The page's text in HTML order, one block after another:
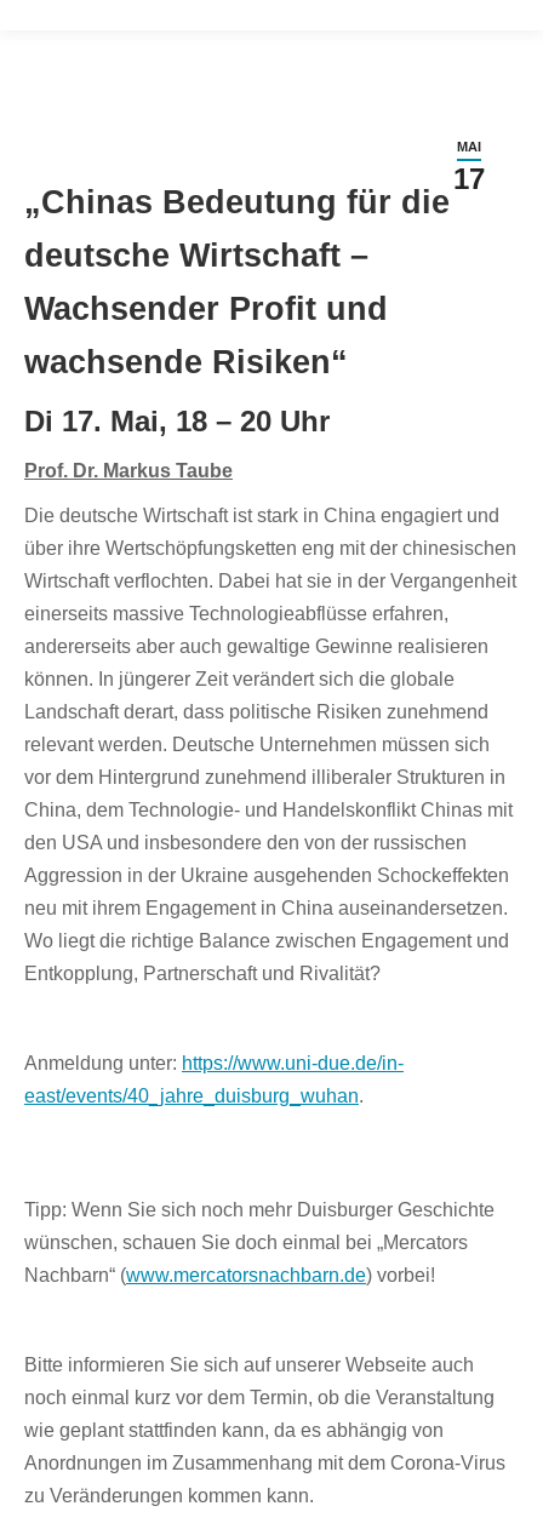
MAI
17
„Chinas Bedeutung für die
deutsche Wirtschaft –
Wachsender Profit und
wachsende Risiken“
Di 17. Mai, 18 – 20 Uhr
Prof. Dr. Markus Taube
Die deutsche Wirtschaft ist stark in China engagiert und
über ihre Wertschöpfungsketten eng mit der chinesischen
Wirtschaft verflochten. Dabei hat sie in der Vergangenheit
einerseits massive Technologieabflüsse erfahren,
andererseits aber auch gewaltige Gewinne realisieren
können. In jüngerer Zeit verändert sich die globale
Landschaft derart, dass politische Risiken zunehmend
relevant werden. Deutsche Unternehmen müssen sich
vor dem Hintergrund zunehmend illiberaler Strukturen in
China, dem Technologie- und Handelskonflikt Chinas mit
den USA und insbesondere den von der russischen
Aggression in der Ukraine ausgehenden Schockeffekten
neu mit ihrem Engagement in China auseinandersetzen.
Wo liegt die richtige Balance zwischen Engagement und
Entkopplung, Partnerschaft und Rivalität?
Anmeldung unter: https://www.uni-due.de/in-
east/events/40_jahre_duisburg_wuhan.
Tipp: Wenn Sie sich noch mehr Duisburger Geschichte
wünschen, schauen Sie doch einmal bei „Mercators
Nachbarn“ (www.mercatorsnachbarn.de) vorbei!
Bitte informieren Sie sich auf unserer Webseite auch
noch einmal kurz vor dem Termin, ob die Veranstaltung
wie geplant stattfinden kann, da es abhängig von
Anordnungen im Zusammenhang mit dem Corona-Virus
zu Veränderungen kommen kann.